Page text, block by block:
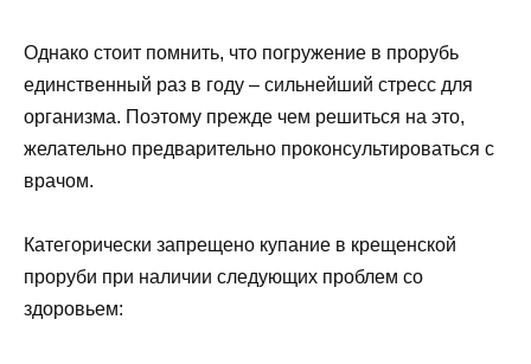
Однако стоит помнить, что погружение в прорубь
единственный раз в году – сильнейший стресс для
организма. Поэтому прежде чем решиться на это,
желательно предварительно проконсультироваться с
врачом.
Категорически запрещено купание в крещенской
проруби при наличии следующих проблем со
здоровьем: